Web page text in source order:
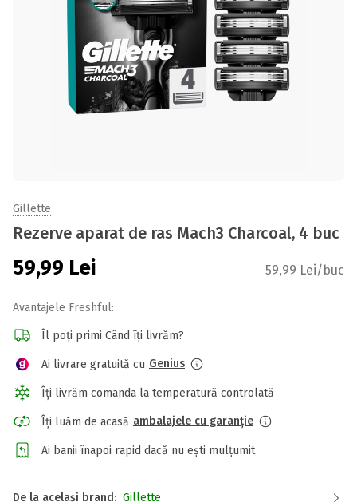
Gillette
Rezerve aparat de ras Mach3 Charcoal, 4 buc
59,99 Lei 59,99 Lei/buc
Avantajele Freshful:
Îl poți primi Când îți livrăm?
Ai livrare gratuită cu Genius
Îți livrăm comanda la temperatură controlată
Îți luăm de acasă ambalajele cu garanție
Ai banii înapoi rapid dacă nu ești mulțumit
De la același brand: Gillette